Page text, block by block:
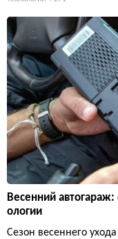
Весенний
ологии
Сезон весеннего